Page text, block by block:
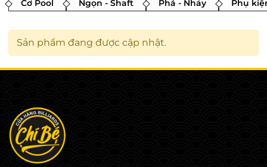
Cơ Pool Ngọn - Shaft Phá - Nhảy Phụ
Sản phẩm đang được cập nhật.